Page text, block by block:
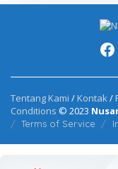
Tentang Kami /Kontak/
Conditions © 2023
Terms of Service